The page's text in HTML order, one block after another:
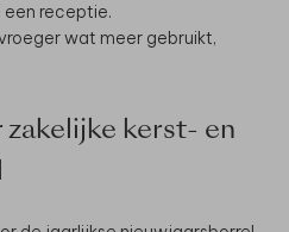
een receptie.
wat meer gebruikt,
kerst- en